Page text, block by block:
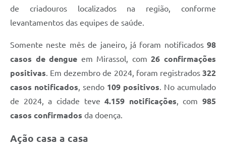
de criadouros localizados na região, conforme
levantamentos das equipes de saúde.
Somente neste mês de janeiro, já foram notificados 98
casos de dengue em Mirassol, com26 confirmações
positivas. Em dezembro de 2024, foram registrados 322
casos notificados, sendo 109 positivos. No acumulado
de 2024, a cidade teve4.159 notificações, com 985
casos confirmados da doença.
Ação casa a casa